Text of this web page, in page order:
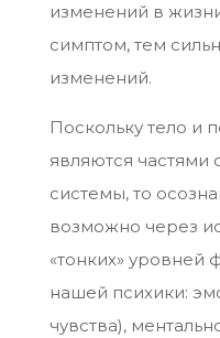
изменений в
симптом, тем
изменений.
Поскольку тело и
являются частями
системы, то
возможно через
«тонких» уровней
нашей психики:
чувства),